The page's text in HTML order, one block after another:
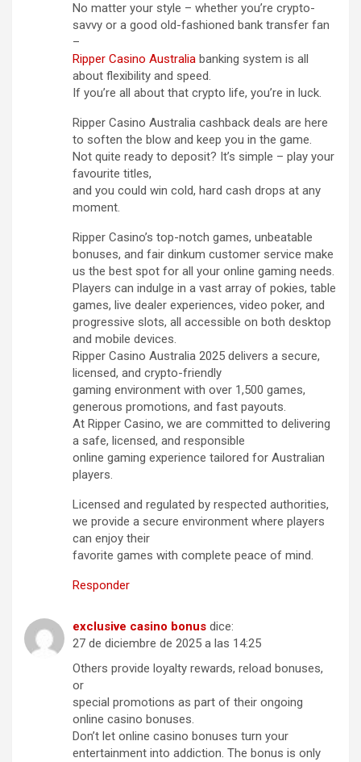
No matter your style – whether you’re crypto-
savvy or a good old-fashioned bank transfer fan
–
Ripper Casino Australia banking system is all
about flexibility and speed.
If you’re all about that crypto life, you’re in luck.
Ripper Casino Australia cashback deals are here
to soften the blow and keep you in the game.
Not quite ready to deposit? It’s simple – play your
favourite titles,
and you could win cold, hard cash drops at any
moment.
Ripper Casino’s top-notch games, unbeatable
bonuses, and fair dinkum customer service make
us the best spot for all your online gaming needs.
Players can indulge in a vast array of pokies, table
games, live dealer experiences, video poker, and
progressive slots, all accessible on both desktop
and mobile devices.
Ripper Casino Australia 2025 delivers a secure,
licensed, and crypto-friendly
gaming environment with over 1,500 games,
generous promotions, and fast payouts.
At Ripper Casino, we are committed to delivering
a safe, licensed, and responsible
online gaming experience tailored for Australian
players.
Licensed and regulated by respected authorities,
we provide a secure environment where players
can enjoy their
favorite games with complete peace of mind.
Responder
exclusive casino bonus dice:
27 de diciembre de 2025 a las 14:25
Others provide loyalty rewards, reload bonuses,
or
special promotions as part of their ongoing
online casino bonuses.
Don’t let online casino bonuses turn your
entertainment into addiction. The bonus is only